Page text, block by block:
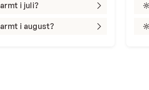
i juli?
i august?